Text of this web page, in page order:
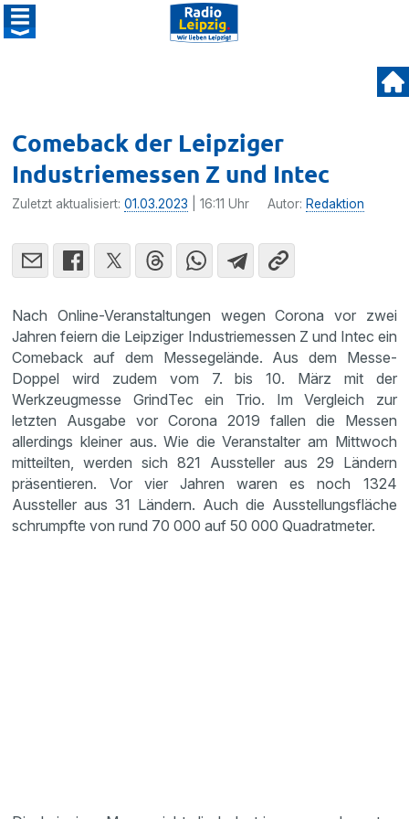
Comeback der Leipziger
Industriemessen Z und Intec
Zuletzt aktualisiert:01.03.2023 | 16:11 Uhr Autor: Redaktion
Nach Online-Veranstaltungen wegen Corona vor zwei
Jahren feiern die Leipziger Industriemessen Z und Intec ein
Comeback auf dem Messegelände. Aus dem Messe-
Doppel wird zudem vom 7. bis 10. März mit der
Werkzeugmesse GrindTec ein Trio. Im Vergleich zur
letzten Ausgabe vor Corona 2019 fallen die Messen
allerdings kleiner aus. Wie die Veranstalter am Mittwoch
mitteilten, werden sich 821 Aussteller aus 29 Ländern
präsentieren. Vor vier Jahren waren es noch 1324
Aussteller aus 31 Ländern. Auch die Ausstellungsfläche
schrumpfte von rund 70 000 auf 50 000 Quadratmeter.